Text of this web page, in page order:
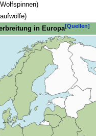
in Europa[Quellen]